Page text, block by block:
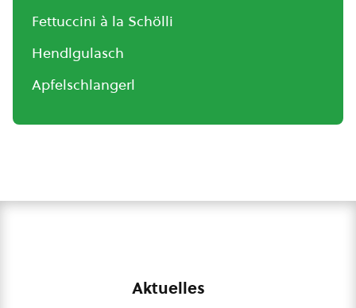
Fettuccini à la Schölli
Hendlgulasch
Apfelschlangerl
Aktuelles